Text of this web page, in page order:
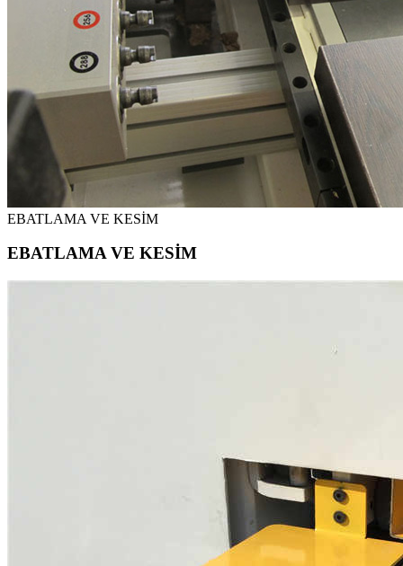
EBATLAMA VE KESİM
EBATLAMA VE KESİM